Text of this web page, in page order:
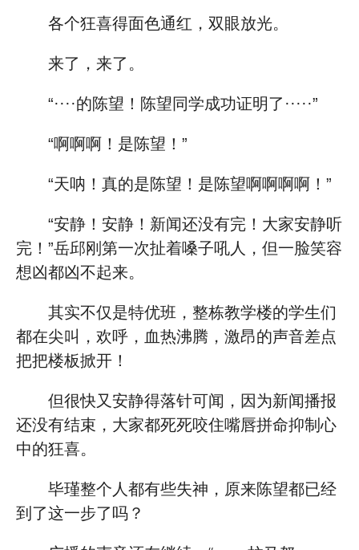
各个狂喜得面色通红，双眼放光。
来了，来了。
“····的陈望！陈望同学成功证明了·····”
“啊啊啊！是陈望！”
“天呐！真的是陈望！是陈望啊啊啊啊！”
“安静！安静！新闻还没有完！大家安静听
完！”岳邱刚第一次扯着嗓子吼人，但一脸笑容
想凶都凶不起来。
其实不仅是特优班，整栋教学楼的学生们
都在尖叫，欢呼，血热沸腾，激昂的声音差点
把把楼板掀开！
但很快又安静得落针可闻，因为新闻播报
还没有结束，大家都死死咬住嘴唇拼命抑制心
中的狂喜。
毕瑾整个人都有些失神，原来陈望都已经
到了这一步了吗？